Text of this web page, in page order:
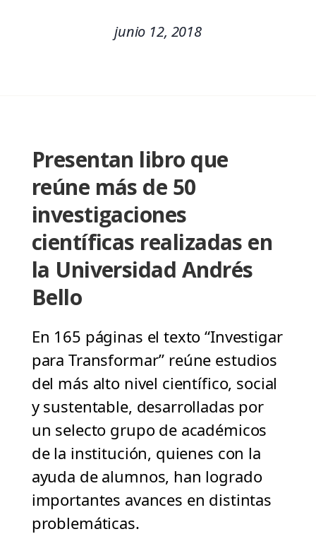
junio 12, 2018
Presentan libro que
reúne más de 50
investigaciones
científicas realizadas en
la Universidad Andrés
Bello
En 165 páginas el texto “Investigar
para Transformar” reúne estudios
del más alto nivel científico, social
y sustentable, desarrolladas por
un selecto grupo de académicos
de la institución, quienes con la
ayuda de alumnos, han logrado
importantes avances en distintas
problemáticas.